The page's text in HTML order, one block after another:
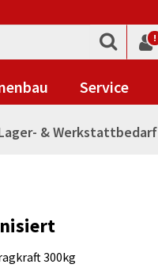
!
Service
& Werkstattbedarf
300kg